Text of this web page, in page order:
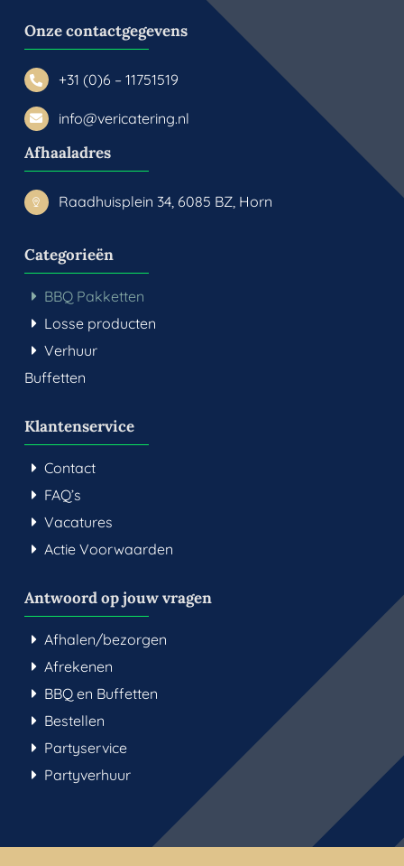
Onze contactgegevens
+31 (0)6 – 11751519
info@vericatering.nl
Afhaaladres
Raadhuisplein 34, 6085 BZ, Horn
Categorieën
BBQ Pakketten
Losse producten
Verhuur
Buffetten
Klantenservice
Contact
FAQ’s
Vacatures
Actie Voorwaarden
Antwoord op jouw vragen
Afhalen/bezorgen
Afrekenen
BBQ en Buffetten
Bestellen
Partyservice
Partyverhuur